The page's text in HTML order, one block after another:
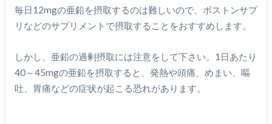
毎日12mgの亜鉛を摂取するのは難しいので、ボストンサプ
リなどのサプリメントで摂取することをおすすめします。
しかし、亜鉛の過剰摂取には注意をして下さい。1日あたり
40～45mgの亜鉛を摂取すると、発熱や頭痛、めまい、嘔
吐、胃痛などの症状が起こる恐れがあります。